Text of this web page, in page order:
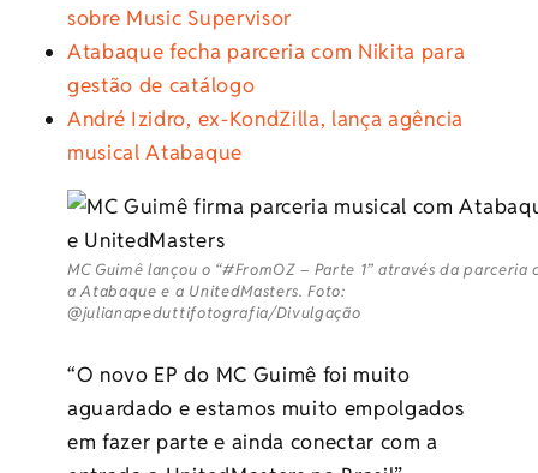
sobre Music Supervisor
Atabaque fecha parceria com Nikita para
gestão de catálogo
André Izidro, ex-KondZilla, lança agência
musical Atabaque
MC Guimê lançou o “#FromOZ – Parte 1” através da parceria
a Atabaque e a UnitedMasters. Foto:
@julianapeduttifotografia/Divulgação
“O novo EP do MC Guimê foi muito
aguardado e estamos muito empolgados
em fazer parte e ainda conectar com a